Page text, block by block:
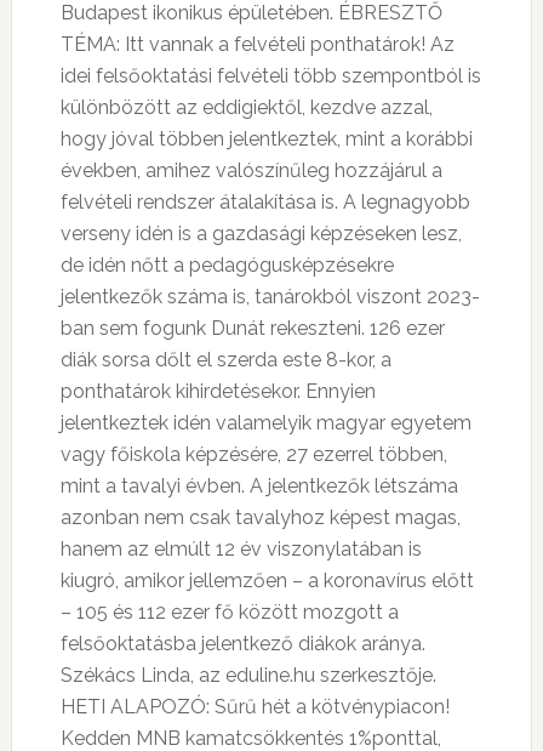
Budapest ikonikus épületében. ÉBRESZTŐ
TÉMA: Itt vannak a felvételi ponthatárok! Az
idei felsőoktatási felvételi több szempontból is
különbözött az eddigiektől, kezdve azzal,
hogy jóval többen jelentkeztek, mint a korábbi
években, amihez valószínűleg hozzájárul a
felvételi rendszer átalakítása is. A legnagyobb
verseny idén is a gazdasági képzéseken lesz,
de idén nőtt a pedagógusképzésekre
jelentkezők száma is, tanárokból viszont 2023-
ban sem fogunk Dunát rekeszteni. 126 ezer
diák sorsa dőlt el szerda este 8-kor, a
ponthatárok kihirdetésekor. Ennyien
jelentkeztek idén valamelyik magyar egyetem
vagy főiskola képzésére, 27 ezerrel többen,
mint a tavalyi évben. A jelentkezők létszáma
azonban nem csak tavalyhoz képest magas,
hanem az elmúlt 12 év viszonylatában is
kiugró, amikor jellemzően – a koronavírus előtt
– 105 és 112 ezer fő között mozgott a
felsőoktatásba jelentkező diákok aránya.
Székács Linda, az eduline.hu szerkesztője.
HETI ALAPOZÓ: Sűrű hét a kötvénypiacon!
Kedden MNB kamatcsökkentés 1%ponttal,